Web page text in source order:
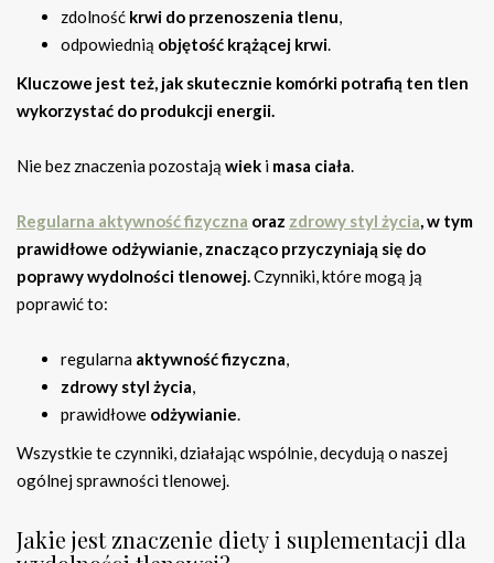
zdolność krwi do przenoszenia tlenu,
odpowiednią objętość krążącej krwi.
Kluczowe jest też, jak skutecznie komórki potrafią ten tlen
wykorzystać do produkcji energii.
Nie bez znaczenia pozostają wiek i masa ciała.
Regularna aktywność fizyczna oraz zdrowy styl życia, w tym
prawidłowe odżywianie, znacząco przyczyniają się do
poprawy wydolności tlenowej.Czynniki, które mogą ją
poprawić to:
regularna aktywność fizyczna,
zdrowy styl życia,
prawidłowe odżywianie.
Wszystkie te czynniki, działając wspólnie, decydują o naszej
ogólnej sprawności tlenowej.
Jakie jest znaczenie diety i suplementacji dla